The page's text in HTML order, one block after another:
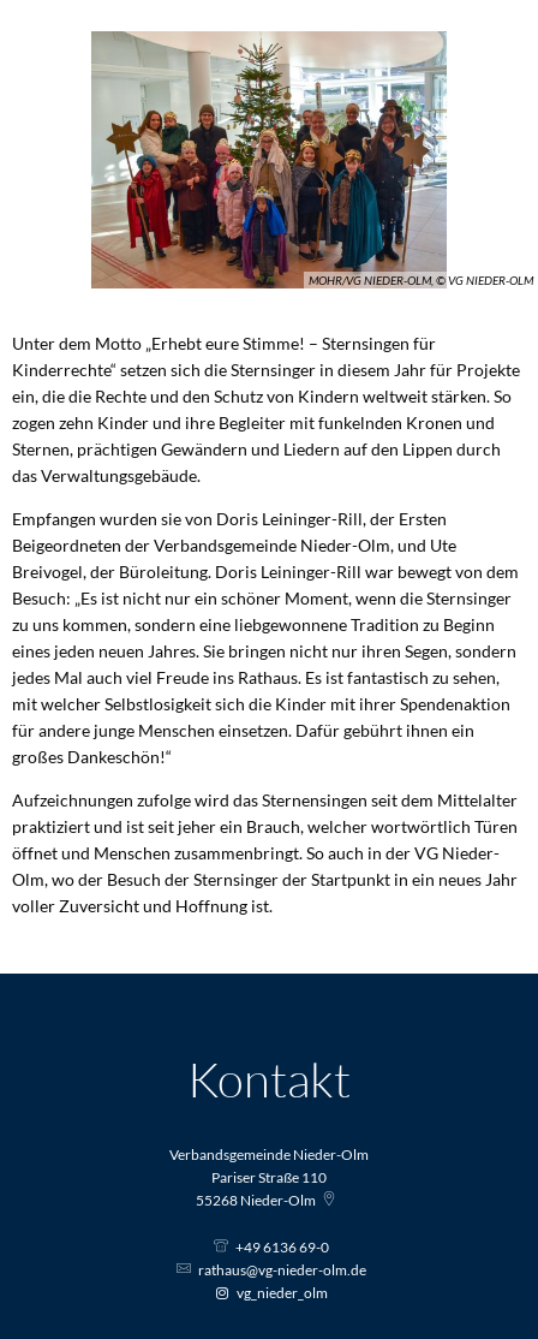
MOHR/VG NIEDER-OLM, © VG NIEDER-OLM
Unter dem Motto „Erhebt eure Stimme! – Sternsingen für
Kinderrechte“ setzen sich die Sternsinger in diesem Jahr für Projekte
ein, die die Rechte und den Schutz von Kindern weltweit stärken. So
zogen zehn Kinder und ihre Begleiter mit funkelnden Kronen und
Sternen, prächtigen Gewändern und Liedern auf den Lippen durch
das Verwaltungsgebäude.
Empfangen wurden sie von Doris Leininger-Rill, der Ersten
Beigeordneten der Verbandsgemeinde Nieder-Olm, und Ute
Breivogel, der Büroleitung. Doris Leininger-Rill war bewegt von dem
Besuch: „Es ist nicht nur ein schöner Moment, wenn die Sternsinger
zu uns kommen, sondern eine liebgewonnene Tradition zu Beginn
eines jeden neuen Jahres. Sie bringen nicht nur ihren Segen, sondern
jedes Mal auch viel Freude ins Rathaus. Es ist fantastisch zu sehen,
mit welcher Selbstlosigkeit sich die Kinder mit ihrer Spendenaktion
für andere junge Menschen einsetzen. Dafür gebührt ihnen ein
großes Dankeschön!“
Aufzeichnungen zufolge wird das Sternensingen seit dem Mittelalter
praktiziert und ist seit jeher ein Brauch, welcher wortwörtlich Türen
öffnet und Menschen zusammenbringt. So auch in der VG Nieder-
Olm, wo der Besuch der Sternsinger der Startpunkt in ein neues Jahr
voller Zuversicht und Hoffnung ist.
Kontakt
Verbandsgemeinde Nieder-Olm
Pariser Straße 110
55268 Nieder-Olm
+49 6136 69-0
rathaus@vg-nieder-olm.de
vg_nieder_olm